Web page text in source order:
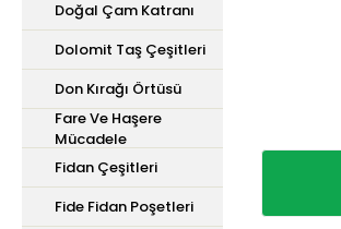
Doğal Çam Katranı
Dolomit Taş Çeşitleri
Don Kırağı Örtüsü
Fare Ve Haşere
Mücadele
Fidan Çeşitleri
Fide Fidan Poşetleri